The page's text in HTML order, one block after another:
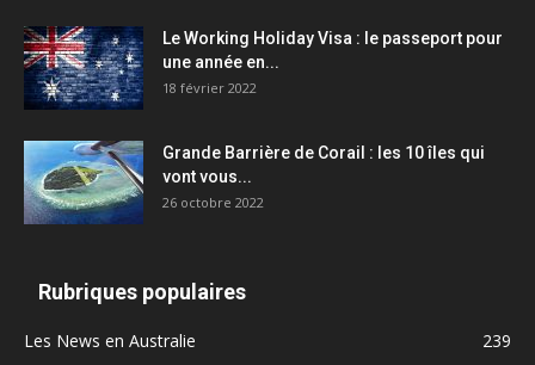
Le Working Holiday Visa : le passeport pour
une année en...
18 février 2022
Grande Barrière de Corail : les 10 îles qui
vont vous...
26 octobre 2022
Rubriques populaires
Les News en Australie
239